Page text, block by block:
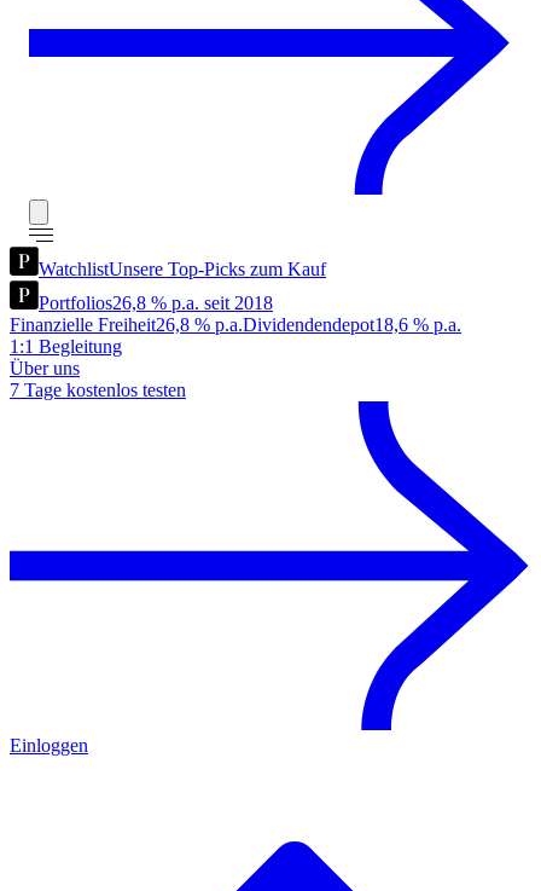
WatchlistUnsere Top-Picks zum Kauf
Portfolios26,8 % p.a. seit 2018
Finanzielle Freiheit26,8 % p.a.Dividendendepot18,6 % p.a.
1:1 Begleitung
Über uns
7 Tage kostenlos testen
Einloggen